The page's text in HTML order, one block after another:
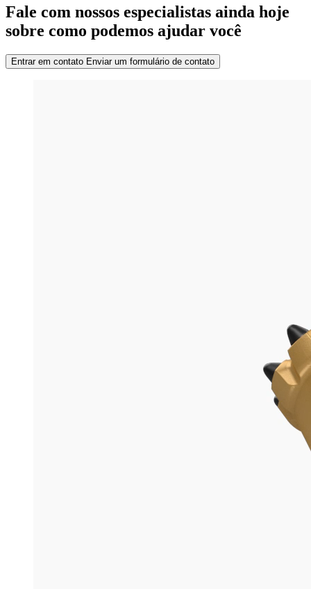
Fale com nossos especialistas ainda hoje
sobre como podemos ajudar você
Entrar em contato Enviar um formulário de contato